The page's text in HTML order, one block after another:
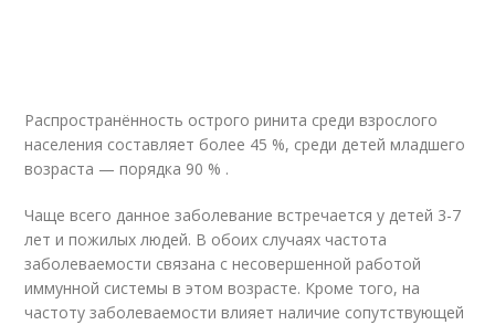
Распространённость острого ринита среди взрослого
населения составляет более 45 %, среди детей младшего
возраста — порядка 90 % .
Чаще всего данное заболевание встречается у детей 3-7
лет и пожилых людей. В обоих случаях частота
заболеваемости связана с несовершенной работой
иммунной системы в этом возрасте. Кроме того, на
частоту заболеваемости влияет наличие сопутствующей